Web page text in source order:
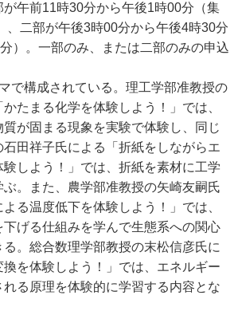
午前11時30分から午後1時00分（集
、二部が午後3時00分から午後4時30分
）。一部のみ、または二部のみの申込
で構成されている。理工学部准教授の
たまる化学を体験しよう！」では、
が固まる現象を実験で体験し、同じ
石田祥子氏による「折紙をしながらエ
しよう！」では、折紙を素材に工学
。また、農学部准教授の矢崎友嗣氏
る温度低下を体験しよう！」では、
げる仕組みを学んで生態系への関心
。総合数理学部教授の末松信彦氏に
を体験しよう！」では、エネルギー
る原理を体験的に学習する内容とな